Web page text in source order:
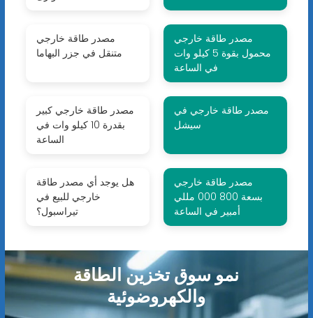
مصدر طاقة خارجي
متنقل في جزر البهاما
مصدر طاقة خارجي
محمول بقوة 5 كيلو وات
في الساعة
مصدر طاقة خارجي كبير
بقدرة 10 كيلو وات في
الساعة
مصدر طاقة خارجي في
سيشل
هل يوجد أي مصدر طاقة
خارجي للبيع في
تيراسبول؟
مصدر طاقة خارجي
بسعة 800 000 مللي
أمبير في الساعة
نمو سوق تخزين الطاقة
والكهروضوئية